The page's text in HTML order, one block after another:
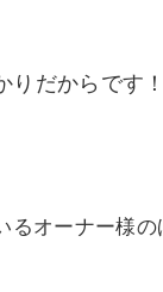
だからです！
オーナー様